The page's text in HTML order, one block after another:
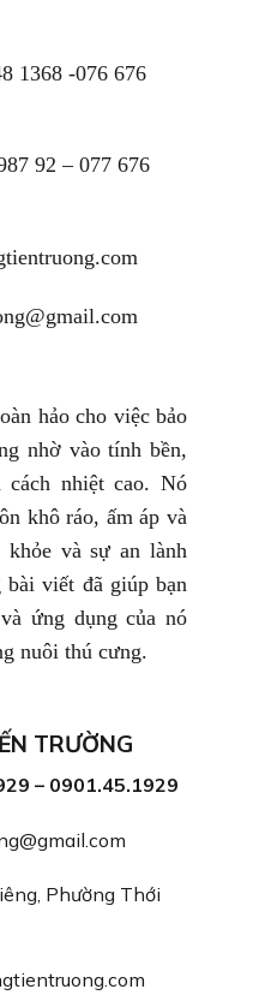
1368 -076 676
92 – 077 676
hảo cho việc bảo
nhờ vào tính bền,
nhiệt cao. Nó
khô ráo, ấm áp và
khỏe và sự an lành
viết đã giúp bạn
ứng dụng của nó
nuôi thú cưng.
TRƯỜNG
– 0901.45.1929
Phường Thới